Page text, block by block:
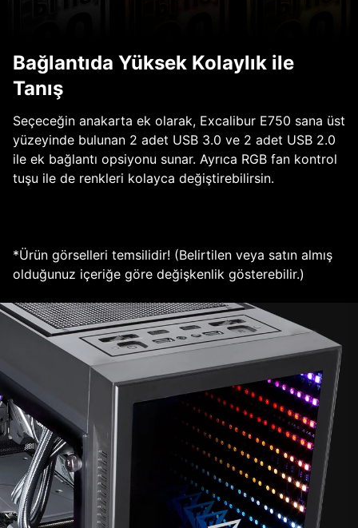
Bağlantıda Yüksek Kolaylık ile
Tanış
Seçeceğin anakarta ek olarak, Excalibur E750 sana üst
yüzeyinde bulunan 2 adet USB 3.0 ve 2 adet USB 2.0
ile ek bağlantı opsiyonu sunar. Ayrıca RGB fan kontrol
tuşu ile de renkleri kolayca değiştirebilirsin.
*Ürün görselleri temsilidir! (Belirtilen veya satın almış
olduğunuz içeriğe göre değişkenlik gösterebilir.)